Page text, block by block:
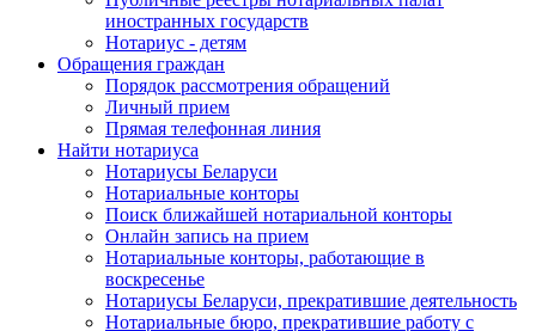
иностранных государств
Нотариус - детям
Обращения граждан
Порядок рассмотрения обращений
Личный прием
Прямая телефонная линия
Найти нотариуса
Нотариусы Беларуси
Нотариальные конторы
Поиск ближайшей нотариальной конторы
Онлайн запись на прием
Нотариальные конторы, работающие в
воскресенье
Нотариусы Беларуси, прекратившие деятельность
Нотариальные бюро, прекратившие работу с